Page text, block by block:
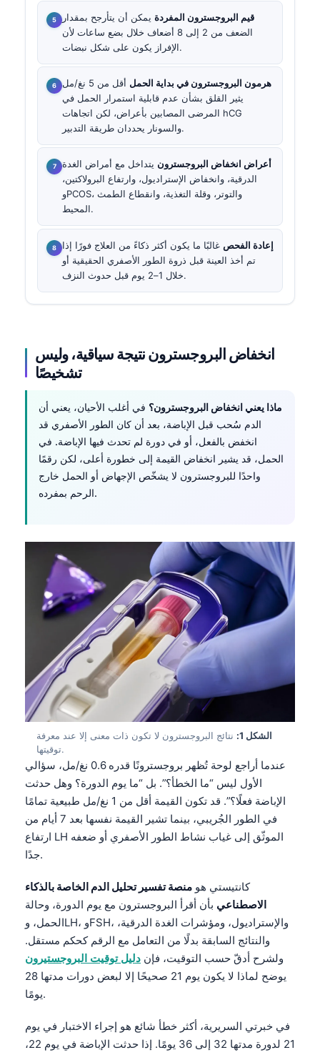
قيم البروجسترون المفردة يمكن أن يتأرجح بمقدار
الضعف من 2 إلى 8 أضعاف خلال بضع ساعات لأن
الإفراز يكون على شكل نبضات.
هرمون البروجسترون في بداية الحمل
أقل من 5 نغ/مل
يثير القلق بشأن عدم قابلية استمرار الحمل في
المرضى المصابين بأعراض، لكن اتجاهات hCG
والسونار يحددان طريقة التدبير.
أعراض انخفاض البروجسترون يتداخل مع أمراض الغدة
الدرقية، وانخفاض الإستراديول، وارتفاع البرولاكتين،
وPCOS، والتوتر، وقلة التغذية، وانقطاع الطمث
المحيط.
إعادة الفحص غالبًا ما يكون أكثر ذكاءً من العلاج فورًا إذا
تم أخذ العينة قبل ذروة الطور الأصفري الحقيقية أو
خلال 1–2 يوم قبل حدوث النزف.
انخفاض البروجسترون نتيجة سياقية، وليس
تشخيصًا
ماذا يعني انخفاض البروجسترون؟ في أغلب الأحيان، يعني أن
الدم سُحب قبل الإباضة، بعد أن كان الطور الأصفري قد
انخفض بالفعل، أو في دورة لم تحدث فيها الإباضة. في
الحمل، قد يشير انخفاض القيمة إلى خطورة أعلى، لكن رقمًا
واحدًا للبروجسترون لا يشخّص الإجهاض أو الحمل خارج
الرحم بمفرده.
الشكل 1:
نتائج البروجسترون لا تكون ذات معنى إلا عند معرفة
توقيتها.
عندما أراجع لوحة تُظهر بروجسترونًا قدره 0.6 نغ/مل، سؤالي
الأول ليس “ما الخطأ؟”. بل “ما يوم الدورة؟ وهل حدثت
الإباضة فعلًا؟”. قد تكون القيمة أقل من 1 نغ/مل طبيعية تمامًا
في الطور الجُريبي، بينما تشير القيمة نفسها بعد 7 أيام من
ارتفاع LH الموثّق إلى غياب نشاط الطور الأصفري أو ضعفه
جدًا.
كانتيستي هو منصة تفسير تحليل الدم الخاصة بالذكاء
الاصطناعي بأن أقرأ البروجسترون مع يوم الدورة، وحالة
الحمل، وLH، وFSH، والإستراديول، ومؤشرات الغدة الدرقية،
والنتائج السابقة بدلًا من التعامل مع الرقم كحكم مستقل.
ولشرح أدقّ حسب التوقيت، فإن دليل توقيت البروجستيرون
يوضح لماذا لا يكون يوم 21 صحيحًا إلا لبعض دورات مدتها 28
يومًا.
في خبرتي السريرية، أكثر خطأ شائع هو إجراء الاختبار في يوم
21 لدورة مدتها 32 إلى 36 يومًا. إذا حدثت الإباضة في يوم 22،